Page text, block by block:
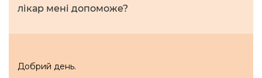
лікар мені допоможе?
Добрий день.